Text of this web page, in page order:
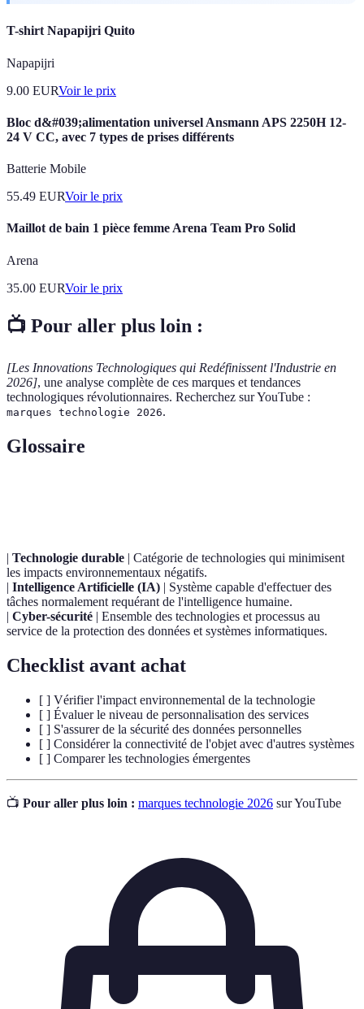
T-shirt Napapijri Quito
Napapijri
9.00 EURVoir le prix
Bloc d&#039;alimentation universel Ansmann APS 2250H 12-
24 V CC, avec 7 types de prises différents
Batterie Mobile
55.49 EURVoir le prix
Maillot de bain 1 pièce femme Arena Team Pro Solid
Arena
35.00 EURVoir le prix
📺 Pour aller plus loin :
[Les Innovations Technologiques qui Redéfinissent l'Industrie en
2026], une analyse complète de ces marques et tendances
technologiques révolutionnaires. Recherchez sur YouTube :
marques technologie 2026.
Glossaire
| Technologie durable | Catégorie de technologies qui minimisent
les impacts environnementaux négatifs.
| Intelligence Artificielle (IA) | Système capable d'effectuer des
tâches normalement requérant de l'intelligence humaine.
| Cyber-sécurité | Ensemble des technologies et processus au
service de la protection des données et systèmes informatiques.
Checklist avant achat
[ ] Vérifier l'impact environnemental de la technologie
[ ] Évaluer le niveau de personnalisation des services
[ ] S'assurer de la sécurité des données personnelles
[ ] Considérer la connectivité de l'objet avec d'autres systèmes
[ ] Comparer les technologies émergentes
📺 Pour aller plus loin : marques technologie 2026 sur YouTube